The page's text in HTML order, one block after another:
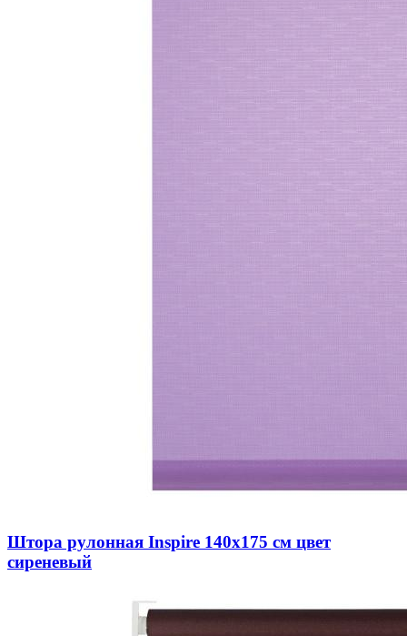
Штора рулонная Inspire 140х175 см цвет
сиреневый